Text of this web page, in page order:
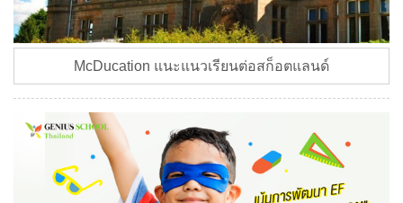
McDucation แนะแนวเรียนต่อสก็อตแลนด์